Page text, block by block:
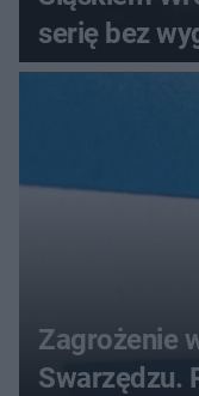
serię bez
Zagrożenie
Swarzędzu.